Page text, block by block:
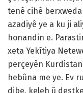
tenê cihê
azadiyê ye a ku ji
honandin e.
xeta Yekîtiya
perçeyên
hebûna me ye. Ev
dibe, keleh û